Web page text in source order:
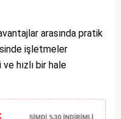
arasında pratik
işletmeler
hızlı bir hale